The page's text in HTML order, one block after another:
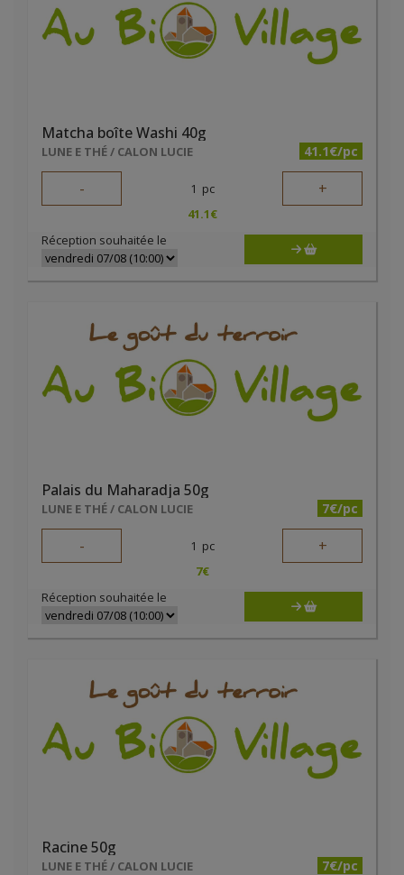
Matcha boîte Washi 40g
LUNE E THÉ / CALON LUCIE 41.1€/pc
- 1 pc +
41.1€
Réception souhaitée le
Palais du Maharadja 50g
LUNE E THÉ / CALON LUCIE 7€/pc
- 1 pc +
7€
Réception souhaitée le
Racine 50g
LUNE E THÉ / CALON LUCIE 7€/pc